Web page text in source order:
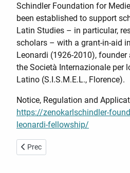
Schindler Foundation for
been established to support
Latin Studies – in particular,
scholars – with a grant-in-aid
Leonardi (1926-2010),
the Società Internazionale per
Latino (S.I.S.M.E.L., Florence).
Notice, Regulation and
https://zenokarlschindler-
leonardi-fellowship/
Articolo precedente: Bando per
Prec